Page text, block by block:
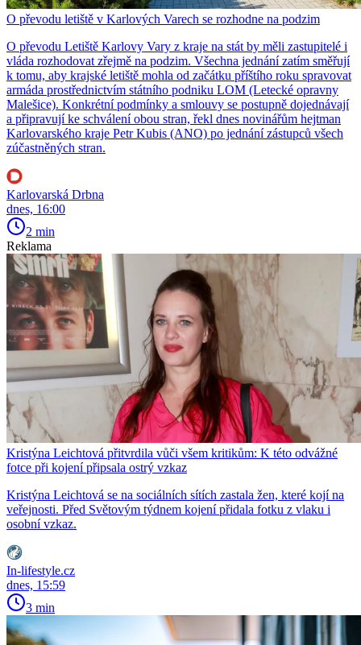
O převodu letiště v Karlových Varech se rozhodne na podzim
O převodu Letiště Karlovy Vary z kraje na stát by měli zastupitelé i
vláda rozhodovat zřejmě na podzim. Všechna jednání zatím směřují
k tomu, aby krajské letiště mohla od začátku příštího roku spravovat
armáda prostřednictvím státního podniku LOM (Letecké opravny
Malešice). Konkrétní podmínky a smlouvy se postupně dojednávají
a připravují ke schválení obou stran, řekl dnes novinářům hejtman
Karlovarského kraje Petr Kubis (ANO) po jednání zástupců všech
zúčastněných stran.
Karlovarská Drbna
dnes, 16:00
2 min
Reklama
Kristýna Leichtová přitvrdila vůči všem kritikům: K této odvážné
fotce při kojení připsala ostrý vzkaz
Kristýna Leichtová se na sociálních sítích zastala žen, které kojí na
veřejnosti. Před Světovým týdnem kojení přidala fotku z vlaku i
osobní vzkaz.
In-lifestyle.cz
dnes, 15:59
3 min